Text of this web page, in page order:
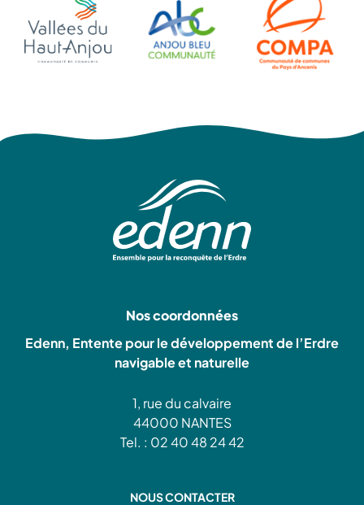
Nos coordonnées
Edenn, Entente pour le développement de l’Erdre
navigable et naturelle
1, rue du calvaire
44000 NANTES
Tel. : 02 40 48 24 42
NOUS CONTACTER